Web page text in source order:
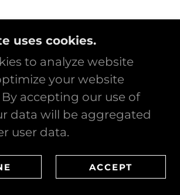
uses cookies.
to analyze website
your website
accepting our use of
data will be aggregated
user data.
ACCEPT